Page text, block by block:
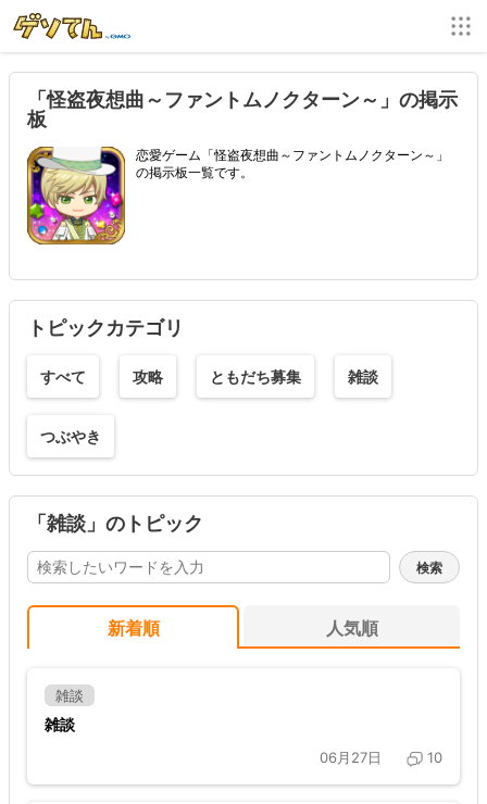
「怪盗夜想曲～ファントムノクターン～」の掲示
板
恋愛ゲーム「怪盗夜想曲～ファントムノクターン～」
の掲示板一覧です。
トピックカテゴリ
すべて 攻略 ともだち募集 雑談
つぶやき
「雑談」のトピック
新着順 人気順
雑談
雑談
06月27日 10